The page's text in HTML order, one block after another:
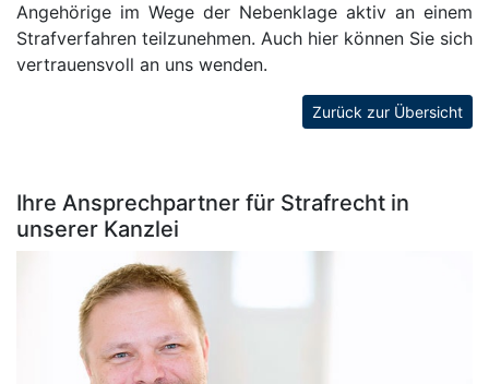
Angehörige im Wege der Nebenklage aktiv an einem
Strafverfahren teilzunehmen. Auch hier können Sie sich
vertrauensvoll an uns wenden.
Zurück zur Übersicht
Ihre Ansprechpartner für Strafrecht in
unserer Kanzlei